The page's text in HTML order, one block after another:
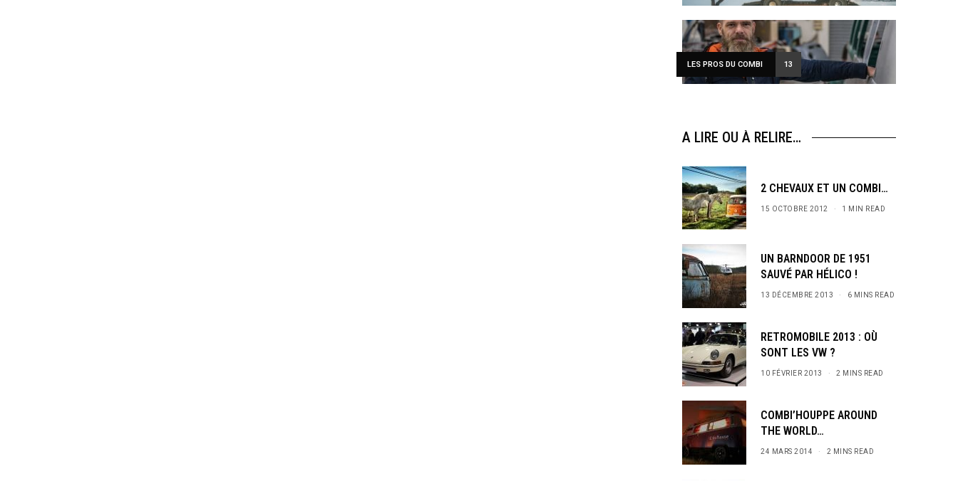
LES PROS DU COMBI 13
A LIRE OU À RELIRE…
2 CHEVAUX ET UN COMBI…
15 OCTOBRE 2012 1 MIN READ
UN BARNDOOR DE 1951
SAUVÉ PAR HÉLICO !
13 DÉCEMBRE 2013 6 MINS READ
RETROMOBILE 2013 : OÙ
SONT LES VW ?
10 FÉVRIER 2013 2 MINS READ
COMBI’HOUPPE AROUND
THE WORLD…
24 MARS 2014 2 MINS READ